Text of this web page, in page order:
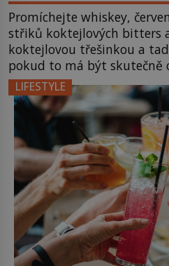
Promíchejte whiskey,
střiků koktejlových bitters
koktejlovou třešinkou a
pokud to má být skutečně
místo klasické americké
bourbonu nepoužijete
stane? Inu, koktejl bude
nebude Manhattan ale […]
LIFESTYLE